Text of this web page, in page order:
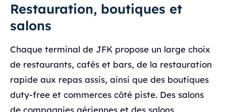
Restauration, boutiques et
salons
Chaque terminal de JFK propose un large choix
de restaurants, cafés et bars, de la restauration
rapide aux repas assis, ainsi que des boutiques
duty-free et commerces côté piste. Des salons
de compagnies aériennes et des salons